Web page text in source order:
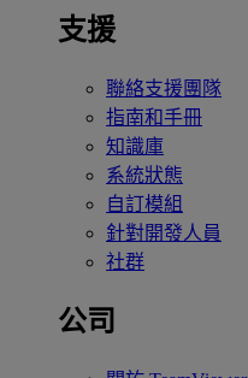
支援
聯絡支援團隊
指南和手冊
知識庫
系統狀態
自訂模組
針對開發人員
社群
公司